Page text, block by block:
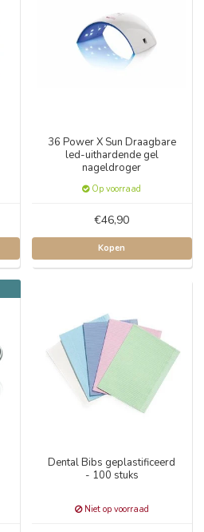
36 Power X Sun Draagbare
led-uithardende gel
nageldroger
Op voorraad
€46,90
Kopen
Dental Bibs geplastificeerd
- 100 stuks
Niet op voorraad